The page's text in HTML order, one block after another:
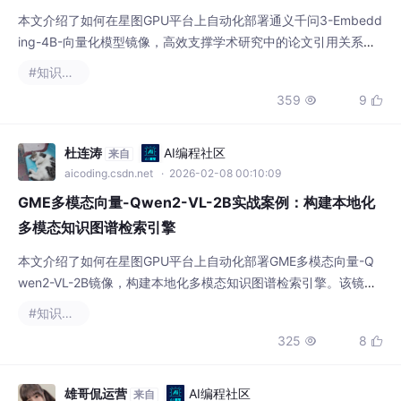
本文介绍了如何在星图GPU平台上自动化部署通义千问3-Embedd
ing-4B-向量化模型镜像，高效支撑学术研究中的论文引用关系挖
#知识图谱
359  9 
杜连涛 来自 AI编程社区
aicoding.csdn.net · 2026-02-08 00:10:09
GME多模态向量-Qwen2-VL-2B实战案例：构建本地化
多模态知识图谱检索引擎
本文介绍了如何在星图GPU平台上自动化部署GME多模态向量-Q
wen2-VL-2B镜像，构建本地化多模态知识图谱检索引擎。该镜像
#知识图谱
325  8 
雄哥侃运营 来自 AI编程社区